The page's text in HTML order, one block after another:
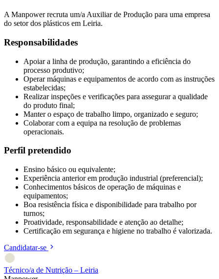
A Manpower recruta um/a Auxiliar de Produção para uma empresa
do setor dos plásticos em Leiria.
Responsabilidades
Apoiar a linha de produção, garantindo a eficiência do
processo produtivo;
Operar máquinas e equipamentos de acordo com as instruções
estabelecidas;
Realizar inspeções e verificações para assegurar a qualidade
do produto final;
Manter o espaço de trabalho limpo, organizado e seguro;
Colaborar com a equipa na resolução de problemas
operacionais.
Perfil pretendido
Ensino básico ou equivalente;
Experiência anterior em produção industrial (preferencial);
Conhecimentos básicos de operação de máquinas e
equipamentos;
Boa resistência física e disponibilidade para trabalho por
turnos;
Proatividade, responsabilidade e atenção ao detalhe;
Certificação em segurança e higiene no trabalho é valorizada.
Candidatar-se
Técnico/a de Nutrição – Leiria